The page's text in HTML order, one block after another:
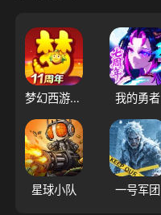
梦幻西游（大陆服） 我的勇者
星球小队 一号军团